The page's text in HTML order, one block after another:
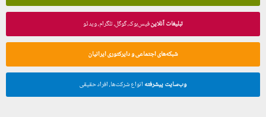
تبلیغات آنلاینفیس‌بوک، گوگل، تلگرام، ویدئو
شبکه‌های اجتماعی و دایرکتوری ایرانیان
وب‌سایت پیشرفته انواع شرکت‌ها، افراد حقیقی